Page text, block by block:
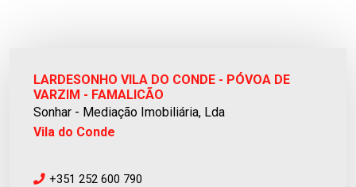
LARDESONHO VILA DO CONDE - PÓVOA DE
VARZIM - FAMALICÃO
Sonhar - Mediação Imobiliária, Lda
Vila do Conde
+351 252 600 790